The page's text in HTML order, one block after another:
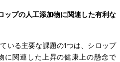
ップの人工添加物に関連した有利な
いる主要な課題の1つは、シロップ
に関連した上昇の健康上の懸念で